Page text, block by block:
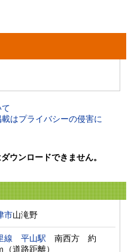
はプライバシーの侵害に
ウンロードできません。
市山滝野
線 平山駅 南西方　約
（道路距離）